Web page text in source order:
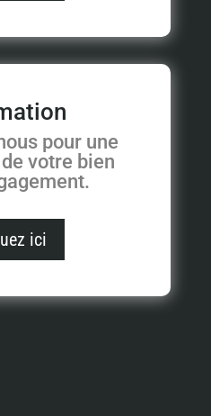
pour une
votre bien
ici